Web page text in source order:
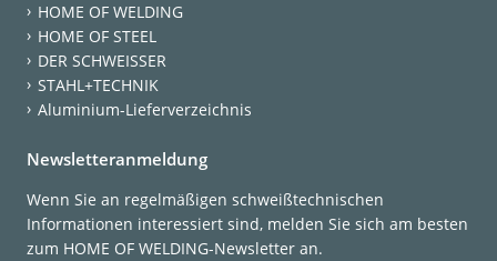
HOME OF WELDING
HOME OF STEEL
DER SCHWEISSER
STAHL+TECHNIK
Aluminium-Lieferverzeichnis
Newsletteranmeldung
Wenn Sie an regelmäßigen schweißtechnischen
Informationen interessiert sind, melden Sie sich am besten
zum HOME OF WELDING-Newsletter an.